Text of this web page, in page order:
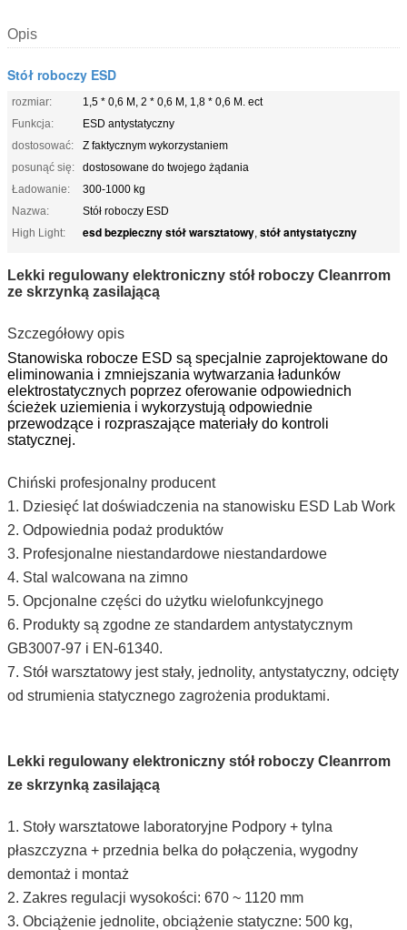
Opis
Stół roboczy ESD
rozmiar:
1,5 * 0,6 M, 2 * 0,6 M, 1,8 * 0,6 M. ect
Funkcja:
ESD antystatyczny
dostosować:
Z faktycznym wykorzystaniem
posunąć się:
dostosowane do twojego żądania
Ładowanie:
300-1000 kg
Nazwa:
Stół roboczy ESD
High Light:
esd bezpieczny stół warsztatowy, stół antystatyczny
Lekki regulowany elektroniczny stół roboczy Cleanrrom
ze skrzynką zasilającą
Szczegółowy opis
Stanowiska robocze ESD są specjalnie zaprojektowane do
eliminowania i zmniejszania wytwarzania ładunków
elektrostatycznych poprzez oferowanie odpowiednich
ścieżek uziemienia i wykorzystują odpowiednie
przewodzące i rozpraszające materiały do ​​kontroli
statycznej.
Chiński profesjonalny producent
1. Dziesięć lat doświadczenia na stanowisku ESD Lab Work
2. Odpowiednia podaż produktów
3. Profesjonalne niestandardowe niestandardowe
4. Stal walcowana na zimno
5. Opcjonalne części do użytku wielofunkcyjnego
6. Produkty są zgodne ze standardem antystatycznym
GB3007-97 i EN-61340.
7. Stół warsztatowy jest stały, jednolity, antystatyczny, odcięty
od strumienia statycznego zagrożenia produktami.
Lekki regulowany elektroniczny stół roboczy Cleanrrom
ze skrzynką zasilającą
1. Stoły warsztatowe laboratoryjne Podpory + tylna
płaszczyzna + przednia belka do połączenia, wygodny
demontaż i montaż
2. Zakres regulacji wysokości: 670 ~ 1120 mm
3. Obciążenie jednolite, obciążenie statyczne: 500 kg,